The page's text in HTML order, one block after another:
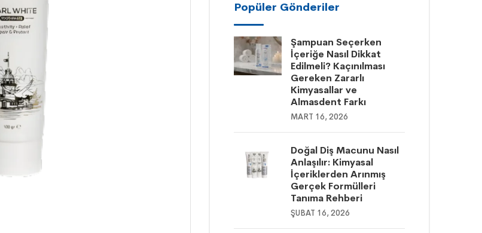
Popüler Gönderiler
Şampuan Seçerken
İçeriğe Nasıl Dikkat
Edilmeli? Kaçınılması
Gereken Zararlı
Kimyasallar ve
Almasdent Farkı
MART 16, 2026
Doğal Diş Macunu Nasıl
Anlaşılır: Kimyasal
İçeriklerden Arınmış
Gerçek Formülleri
Tanıma Rehberi
ŞUBAT 16, 2026